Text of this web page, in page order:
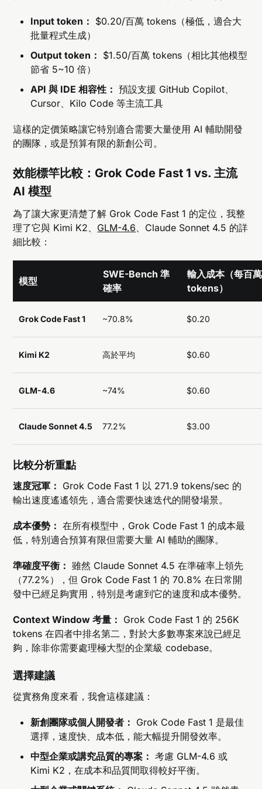
Input token： $0.20/百萬 tokens（極低，適合大
批量程式生成）
Output token： $1.50/百萬 tokens（相比其他模型
節省 5~10 倍）
API 與 IDE 相容性： 預設支援 GitHub Copilot、
Cursor、Kilo Code 等主流工具
這樣的定價策略讓它特別適合需要大量使用 AI 輔助開發
的團隊，或是預算有限的新創公司。
效能標竿比較：Grok Code Fast 1 vs. 主流
AI 模型
為了讓大家更清楚了解 Grok Code Fast 1 的定位，我整
理了它與 Kimi K2、 GLM-4.6 、Claude Sonnet 4.5 的詳
細比較：
模型
SWE-Bench 準
確率
輸入成本（每百萬
tokens）
Grok Code Fast 1 ~70.8% $0.20
Kimi K2 高於平均 $0.60
GLM-4.6 ~74% $0.60
Claude Sonnet 4.5 77.2% $3.00
比較分析重點
速度冠軍： Grok Code Fast 1 以 271.9 tokens/sec 的
輸出速度遙遙領先，適合需要快速迭代的開發場景。
成本優勢： 在所有模型中，Grok Code Fast 1 的成本最
低，特別適合預算有限但需要大量 AI 輔助的團隊。
準確度平衡： 雖然 Claude Sonnet 4.5 在準確率上領先
（77.2%），但 Grok Code Fast 1 的 70.8% 在日常開
發中已經足夠實用，特別是考慮到它的速度和成本優勢。
Context Window 考量： Grok Code Fast 1 的 256K
tokens 在四者中排名第二，對於大多數專案來說已經足
夠，除非你需要處理極大型的企業級 codebase。
選擇建議
從實務角度來看，我會這樣建議：
新創團隊或個人開發者： Grok Code Fast 1 是最佳
選擇，速度快、成本低，能大幅提升開發效率。
中型企業或講究品質的專案： 考慮 GLM-4.6 或
Kimi K2，在成本和品質間取得較好平衡。